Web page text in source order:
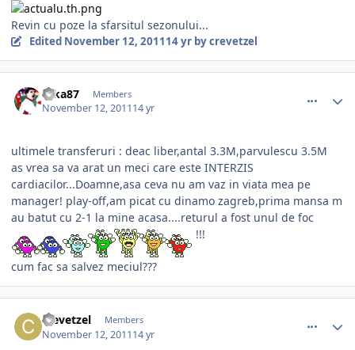
Revin cu poze la sfarsitul sezonului...
Edited November 12, 201114 yrby crevetzel
ryka87 Members
November 12, 201114 yr
ultimele transferuri : deac liber,antal 3.3M,parvulescu 3.5M
as vrea sa va arat un meci care este INTERZIS
cardiacilor...Doamne,asa ceva nu am vaz in viata mea pe
manager! play-off,am picat cu dinamo zagreb,prima mansa m
au batut cu 2-1 la mine acasa....returul a fost unul de foc
!!!
cum fac sa salvez meciul???
crevetzel Members
November 12, 201114 yr